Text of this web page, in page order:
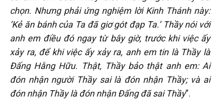
chọn. Nhưng phải ứng nghiệm lời Kinh Thánh này:
‘Kẻ ăn bánh của Ta đã giơ gót đạp Ta.’ Thầy nói với
anh em điều đó ngay từ bây giờ, trước khi việc ấy
xảy ra, để khi việc ấy xảy ra, anh em tin là Thầy là
Đấng Hằng Hữu. Thật, Thầy bảo thật anh em: Ai
đón nhận người Thầy sai là đón nhận Thầy; và ai
đón nhận Thầy là đón nhận Đấng đã sai Thầy”.